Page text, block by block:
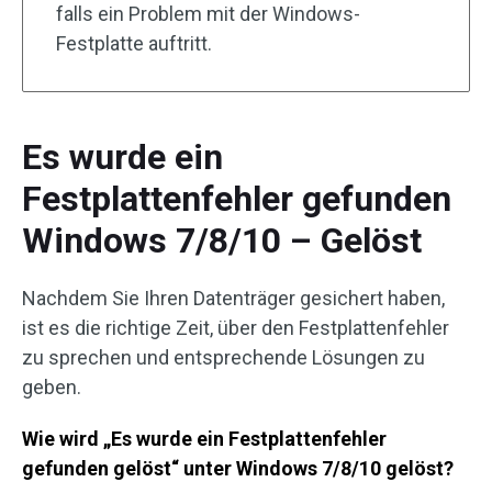
falls ein Problem mit der Windows-
Festplatte auftritt.
Es wurde ein
Festplattenfehler gefunden
Windows 7/8/10 – Gelöst
Nachdem Sie Ihren Datenträger gesichert haben,
ist es die richtige Zeit, über den Festplattenfehler
zu sprechen und entsprechende Lösungen zu
geben.
Wie wird „Es wurde ein Festplattenfehler
gefunden gelöst“ unter Windows 7/8/10 gelöst?